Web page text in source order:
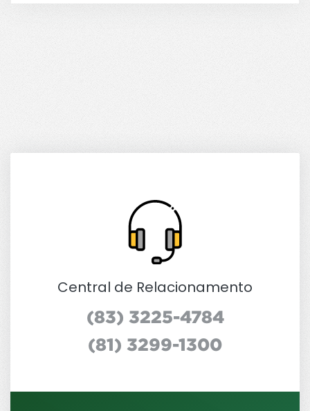
Central de Relacionamento
(83) 3225-4784
(81) 3299-1300